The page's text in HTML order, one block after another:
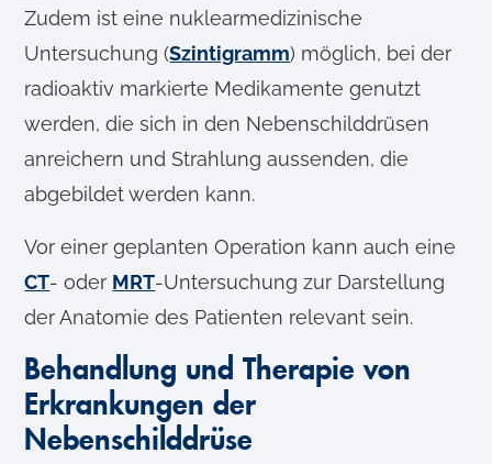
Zudem ist eine nuklearmedizinische
Untersuchung (Szintigramm) möglich, bei der
radioaktiv markierte Medikamente genutzt
werden, die sich in den Nebenschilddrüsen
anreichern und Strahlung aussenden, die
abgebildet werden kann.
Vor einer geplanten Operation kann auch eine
CT- oder MRT-Untersuchung zur Darstellung
der Anatomie des Patienten relevant sein.
Behandlung und Therapie von
Erkrankungen der
Nebenschilddrüse